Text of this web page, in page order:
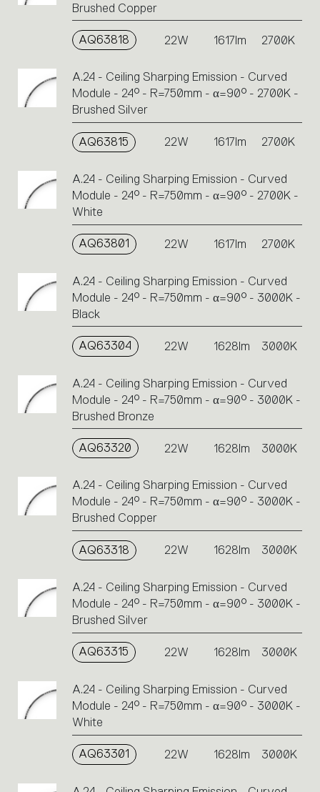
Brushed Copper
AQ63818 22W 1617lm 2700K
A.24 - Ceiling Sharping Emission - Curved
Module - 24° - R=750mm - α=90° - 2700K -
Brushed Silver
AQ63815 22W 1617lm 2700K
A.24 - Ceiling Sharping Emission - Curved
Module - 24° - R=750mm - α=90° - 2700K -
White
AQ63801 22W 1617lm 2700K
A.24 - Ceiling Sharping Emission - Curved
Module - 24° - R=750mm - α=90° - 3000K -
Black
AQ63304 22W 1628lm 3000K
A.24 - Ceiling Sharping Emission - Curved
Module - 24° - R=750mm - α=90° - 3000K -
Brushed Bronze
AQ63320 22W 1628lm 3000K
A.24 - Ceiling Sharping Emission - Curved
Module - 24° - R=750mm - α=90° - 3000K -
Brushed Copper
AQ63318 22W 1628lm 3000K
A.24 - Ceiling Sharping Emission - Curved
Module - 24° - R=750mm - α=90° - 3000K -
Brushed Silver
AQ63315 22W 1628lm 3000K
A.24 - Ceiling Sharping Emission - Curved
Module - 24° - R=750mm - α=90° - 3000K -
White
AQ63301 22W 1628lm 3000K